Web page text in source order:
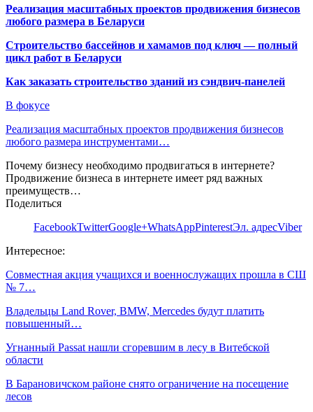
Реализация масштабных проектов продвижения бизнесов
любого размера в Беларуси
Строительство бассейнов и хамамов под ключ — полный
цикл работ в Беларуси
Как заказать строительство зданий из сэндвич-панелей
В фокусе
Реализация масштабных проектов продвижения бизнесов
любого размера инструментами…
Почему бизнесу необходимо продвигаться в интернете?
Продвижение бизнеса в интернете имеет ряд важных
преимуществ…
Поделиться
FacebookTwitterGoogle+WhatsAppPinterestЭл. адресViber
Интересное:
Совместная акция учащихся и военнослужащих прошла в СШ
№ 7…
Владельцы Land Rover, BMW, Mercedes будут платить
повышенный…
Угнанный Passat нашли сгоревшим в лесу в Витебской
области
В Барановичском районе снято ограничение на посещение
лесов